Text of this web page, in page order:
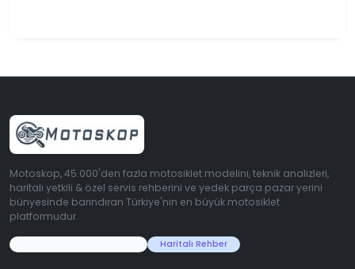
Motoskop, 45.000'den fazla motosiklet modelini, teknik analizleri,
haritalı yetkili & özel servis rehberini ve yedek parça pazar yerini
bünyesinde barındıran Türkiye'nin en büyük motosiklet
platformudur.
Haritalı Rehber